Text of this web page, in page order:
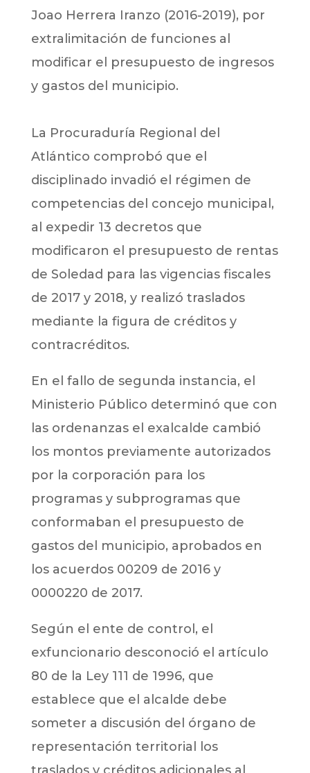
Joao Herrera Iranzo (2016-2019), por
extralimitación de funciones al
modificar el presupuesto de ingresos
y gastos del municipio.
La Procuraduría Regional del
Atlántico comprobó que el
disciplinado invadió el régimen de
competencias del concejo municipal,
al expedir 13 decretos que
modificaron el presupuesto de rentas
de Soledad para las vigencias fiscales
de 2017 y 2018, y realizó traslados
mediante la figura de créditos y
contracréditos.
En el fallo de segunda instancia, el
Ministerio Público determinó que con
las ordenanzas el exalcalde cambió
los montos previamente autorizados
por la corporación para los
programas y subprogramas que
conformaban el presupuesto de
gastos del municipio, aprobados en
los acuerdos 00209 de 2016 y
0000220 de 2017.
Según el ente de control, el
exfuncionario desconoció el artículo
80 de la Ley 111 de 1996, que
establece que el alcalde debe
someter a discusión del órgano de
representación territorial los
traslados y créditos adicionales al